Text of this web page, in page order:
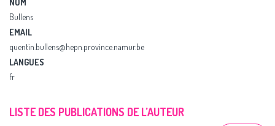
NOM
Bullens
EMAIL
quentin.bullens@hepn.province.namur.be
LANGUES
fr
LISTE DES PUBLICATIONS DE L’AUTEUR